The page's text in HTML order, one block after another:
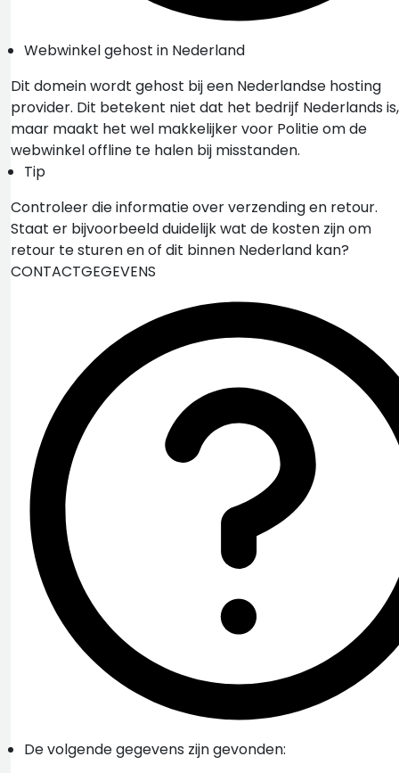
Webwinkel gehost in Nederland
Dit domein wordt gehost bij een Nederlandse hosting
provider. Dit betekent niet dat het bedrijf Nederlands is,
maar maakt het wel makkelijker voor Politie om de
webwinkel offline te halen bij misstanden.
Tip
Controleer die informatie over verzending en retour.
Staat er bijvoorbeeld duidelijk wat de kosten zijn om
retour te sturen en of dit binnen Nederland kan?
CONTACTGEGEVENS
De volgende gegevens zijn gevonden: